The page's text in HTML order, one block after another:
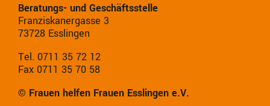
Beratungs- und Geschäftsstelle
Franziskanergasse 3
73728 Esslingen
Tel. 0711 35 72 12
Fax 0711 35 70 58
© Frauen helfen Frauen Esslingen e.V.